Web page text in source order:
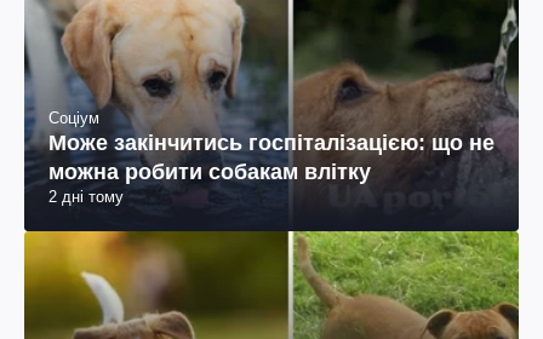
Соціум
Може закінчитись госпіталізацією: що не
можна робити собакам влітку
2 дні тому